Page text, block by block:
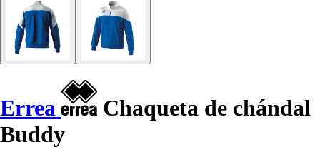
Errea
Chaqueta de chándal
Buddy